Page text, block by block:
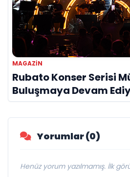
MAGAZIN
Rubato Konser Serisi
Buluşmaya Devam
Yorumlar (0)
Henüz yorum yazılmamış. İlk